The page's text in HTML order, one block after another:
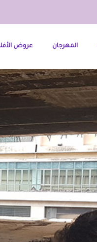
المهرجان عروض